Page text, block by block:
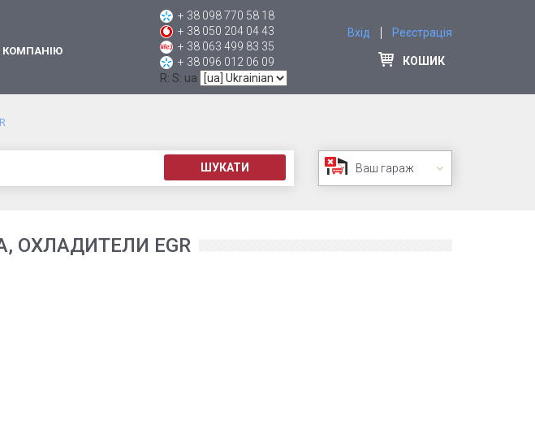
КОМПАНІЮ
+ 38 098 770 58 18
+ 38 050 204 04 43
+ 38 063 499 83 35
+ 38 096 012 06 09
R: S: ua
Вхід Реєстрація
КОШИК
ШУКАТИ Ваш гараж
ОХЛАДИТЕЛИ EGR